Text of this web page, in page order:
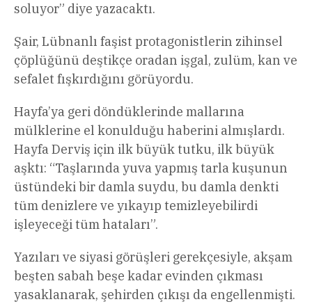
soluyor” diye yazacaktı.
Şair, Lübnanlı faşist protagonistlerin zihinsel
çöplüğünü deştikçe oradan işgal, zulüm, kan ve
sefalet fışkırdığını görüyordu.
Hayfa’ya geri döndüklerinde mallarına
mülklerine el konulduğu haberini almışlardı.
Hayfa Derviş için ilk büyük tutku, ilk büyük
aşktı: “Taşlarında yuva yapmış tarla kuşunun
üstündeki bir damla suydu, bu damla denkti
tüm denizlere ve yıkayıp temizleyebilirdi
işleyeceği tüm hataları”.
Yazıları ve siyasi görüşleri gerekçesiyle, akşam
beşten sabah beşe kadar evinden çıkması
yasaklanarak, şehirden çıkışı da engellenmişti.